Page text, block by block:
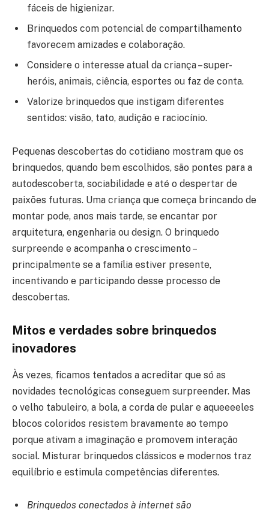
fáceis de higienizar.
Brinquedos com potencial de compartilhamento
favorecem amizades e colaboração.
Considere o interesse atual da criança – super-
heróis, animais, ciência, esportes ou faz de conta.
Valorize brinquedos que instigam diferentes
sentidos: visão, tato, audição e raciocínio.
Pequenas descobertas do cotidiano mostram que os
brinquedos, quando bem escolhidos, são pontes para a
autodescoberta, sociabilidade e até o despertar de
paixões futuras. Uma criança que começa brincando de
montar pode, anos mais tarde, se encantar por
arquitetura, engenharia ou design. O brinquedo
surpreende e acompanha o crescimento –
principalmente se a família estiver presente,
incentivando e participando desse processo de
descobertas.
Mitos e verdades sobre brinquedos
inovadores
Às vezes, ficamos tentados a acreditar que só as
novidades tecnológicas conseguem surpreender. Mas
o velho tabuleiro, a bola, a corda de pular e aqueeeeles
blocos coloridos resistem bravamente ao tempo
porque ativam a imaginação e promovem interação
social. Misturar brinquedos clássicos e modernos traz
equilíbrio e estimula competências diferentes.
Brinquedos conectados à internet são